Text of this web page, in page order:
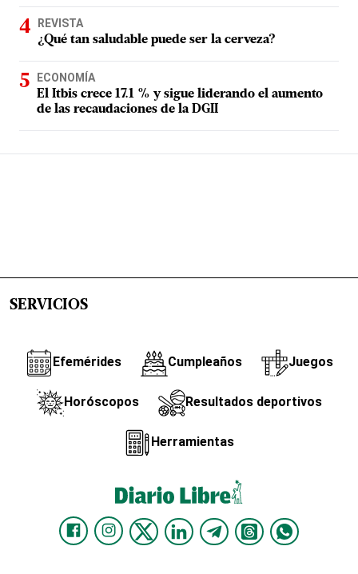
REVISTA
¿Qué tan saludable puede ser la cerveza?
ECONOMÍA
El Itbis crece 17.1 % y sigue liderando el aumento
de las recaudaciones de la DGII
SERVICIOS
Efemérides Cumpleaños Juegos
Horóscopos Resultados deportivos
Herramientas